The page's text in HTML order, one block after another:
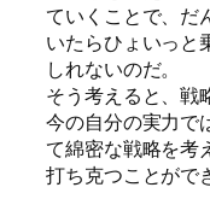
ていくことで、だ
いたらひょいっと
しれないのだ。
そう考えると、戦
今の自分の実力で
て綿密な戦略を考
打ち克つことがで